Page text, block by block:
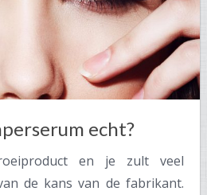
echt?
en je zult veel
de kans van de fabrikant.